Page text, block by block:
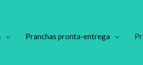
Pranchas pronta-entrega